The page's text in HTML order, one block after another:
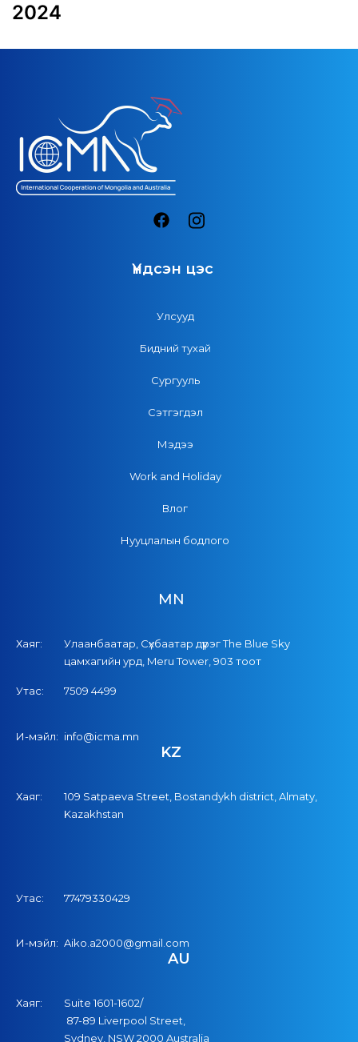
2024
Үндсэн цэс
Улсууд
Бидний тухай
Сургууль
Сэтгэгдэл
Мэдээ
Work and Holiday
Влог
Нууцлалын бодлого
MN
Хаяг:
Улаанбаатар, Сүхбаатар дүүрэг The Blue Sky
цамхагийн урд, Meru Tower, 903 тоот
Утас: 7509 4499
И-мэйл: info@icma.mn
KZ
Хаяг:
109 Satpaeva Street, Bostandykh district, Almaty,
Kazakhstan
Утас: 77479330429
И-мэйл: Aiko.a2000@gmail.com
AU
Хаяг:
Suite 1601-1602/
87-89 Liverpool Street,
Sydney, NSW 2000 Australia